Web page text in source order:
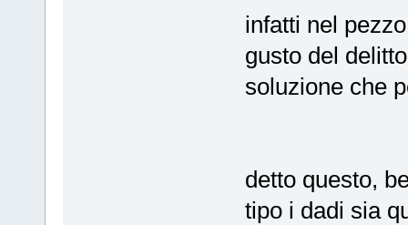
infatti nel
gusto del
soluzione che
detto questo,
tipo i dadi sia